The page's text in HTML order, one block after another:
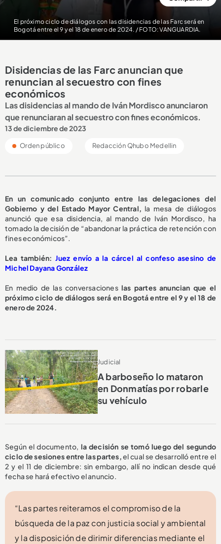
El próximo ciclo de diálogos con las disidencias de las Farc será en
Bogotá entre el 9 y el 18 de enero de 2024. / FOTO: VANGUARDIA.
Disidencias de las Farc anuncian que
renuncian al secuestro con fines
económicos
Las disidencias al mando de Iván Mordisco anunciaron
que renunciaran al secuestro con fines económicos.
13 de diciembre de 2023
Orden público Redacción Qhubo Medellin
En un comunicado conjunto entre las delegaciones del
Gobierno y del Estado Mayor Central, la mesa de diálogos
anunció que esa disidencia, al mando de Iván Mordisco, ha
tomado la decisión de “abandonar la práctica de retención con
fines económicos”.
Lea también: Juez envío a la cárcel al confeso asesino de
Michel Dayana González
En medio de las conversaciones las partes anuncian que el
próximo ciclo de diálogos será en Bogotá entre el 9 y el 18 de
enero de 2024.
Judicial
A barboseño lo mataron
en Donmatías por robarle
su vehículo
Según el documento, la decisión se tomó luego del segundo
ciclo de sesiones entre las partes,el cual se desarrolló entre el
2 y el 11 de diciembre: sin embargo, allí no indican desde qué
fecha se hará efectivo el anuncio.
“Las partes reiteramos el compromiso de la
búsqueda de la paz con justicia social y ambiental
y la disposición de dirimir diferencias mediante el